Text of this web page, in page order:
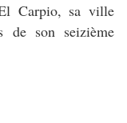
Carpio, sa ville
son seizième